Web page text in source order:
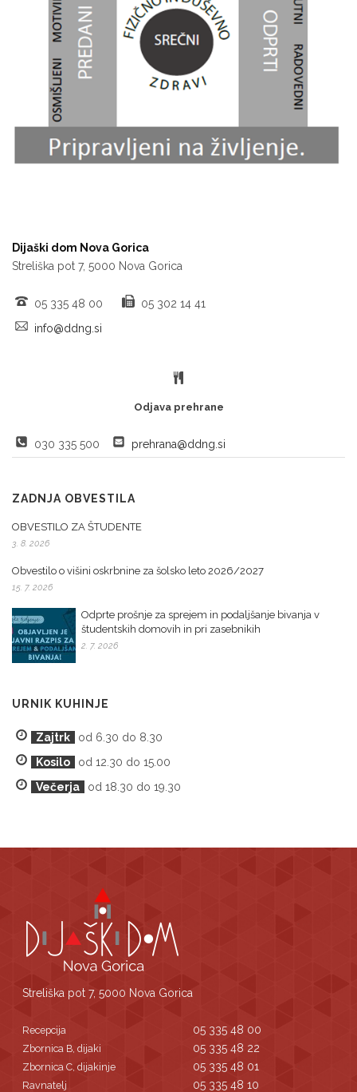
Dijaški dom Nova Gorica
Streliška pot 7, 5000 Nova Gorica
05 335 48 00
05 302 14 41
info@ddng.si
Odjava prehrane
030 335 500 prehrana@ddng.si
ZADNJA OBVESTILA
OBVESTILO ZA ŠTUDENTE
3. 8. 2026
Obvestilo o višini oskrbnine za šolsko leto 2026/2027
15. 7. 2026
Odprte prošnje za sprejem in podaljšanje bivanja v
študentskih domovih in pri zasebnikih
2. 7. 2026
URNIK KUHINJE
Zajtrk
od 6.30 do 8.30
Kosilo
od 12.30 do 15.00
Večerja
od 18.30 do 19.30
Streliška pot 7, 5000 Nova Gorica
Recepcija 05 335 48 00
Zbornica B, dijaki 05 335 48 22
Zbornica C, dijakinje 05 335 48 01
Ravnatelj 05 335 48 10